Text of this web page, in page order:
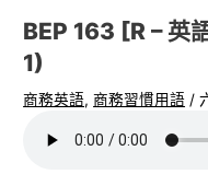
BEP 163 [R – 英
1)
商務英語,商務習慣用語 /